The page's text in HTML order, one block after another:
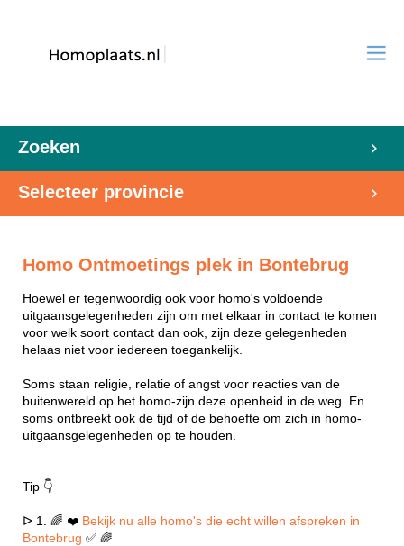
Zoeken
Selecteer provincie
Homo Ontmoetings plek in Bontebrug
Hoewel er tegenwoordig ook voor homo's voldoende
uitgaansgelegenheden zijn om met elkaar in contact te komen
voor welk soort contact dan ook, zijn deze gelegenheden
helaas niet voor iedereen toegankelijk.
Soms staan religie, relatie of angst voor reacties van de
buitenwereld op het homo-zijn deze openheid in de weg. En
soms ontbreekt ook de tijd of de behoefte om zich in homo-
uitgaansgelegenheden op te houden.
Tip 👇
ᐅ 1. 🌈 ❤️ Bekijk nu alle homo's die echt willen afspreken in
Bontebrug ✅ 🌈